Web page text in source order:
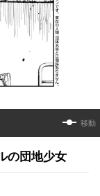
移動
の団地少女